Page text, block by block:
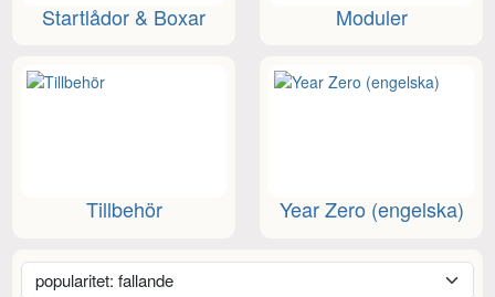
Startlådor & Boxar Moduler
Tillbehör Year Zero (engelska)